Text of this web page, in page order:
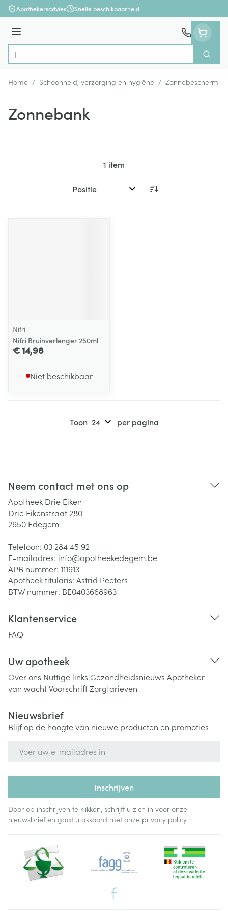
Ga naar de inhoud
Apothekersadvies Snelle beschikbaarheid
Menu
Product, merk, categorie...
Zoek
Home / Schoonheid, verzorging en hygiëne / Zonnebescherming
Zonnebank
1 item
Sorteer op:
Nifri
Nifri Bruinverlenger 250ml
€ 14,98
Niet beschikbaar
Toon per pagina
Neem contact met ons op
Apotheek Drie Eiken
Drie Eikenstraat 280
2650 Edegem
Telefoon: 03 284 45 92
E-mailadres: info@apotheekedegem.be
APB nummer: 111913
Apotheek titularis: Astrid Peeters
BTW nummer: BE0403668963
Klantenservice
FAQ
Uw apotheek
Over ons Nuttige links Gezondheidsnieuws Apotheker
van wachtVoorschriftZorgtarieven
Nieuwsbrief
Blijf op de hoogte van nieuwe producten en promoties
Inschrijven
Door op inschrijven te klikken, schrijft u zich in voor onze
nieuwsbrief en gaat u akkoord met onze privacy policy.